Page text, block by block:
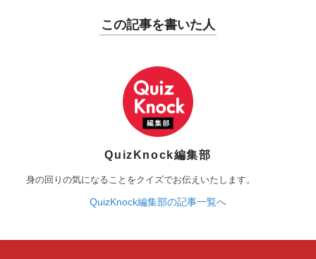
この記事を書いた人
QuizKnock編集部
身の回りの気になることをクイズでお伝えいたします。
QuizKnock編集部の記事一覧へ